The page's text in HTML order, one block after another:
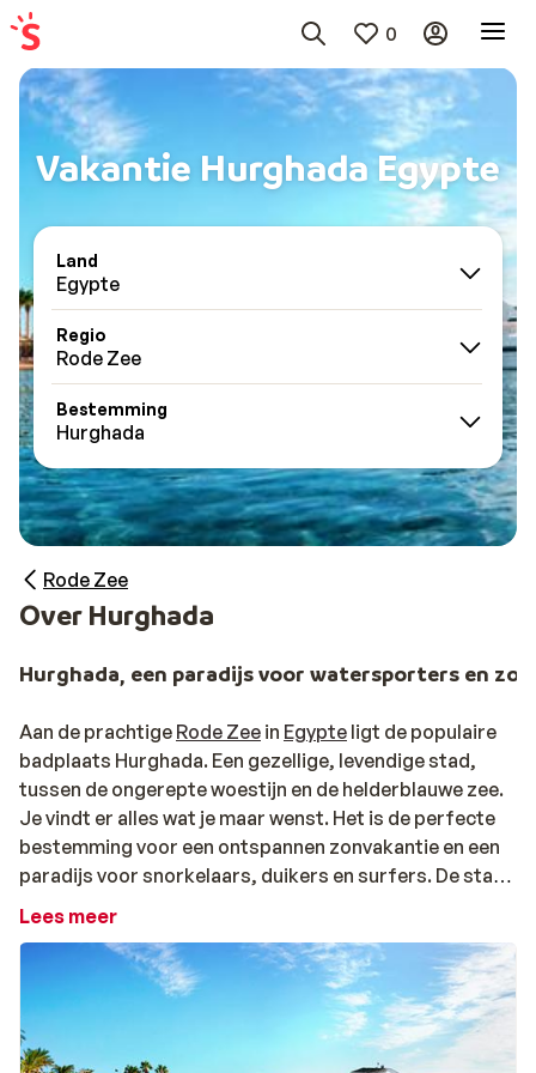
0
Vakantie Hurghada Egypte
Land
Egypte
Regio
Rode Zee
Bestemming
Hurghada
Rode Zee
Over Hurghada
Hurghada, een paradijs voor watersporters en
Aan de prachtige Rode Zee in Egypte ligt de populaire
badplaats Hurghada. Een gezellige, levendige stad,
tussen de ongerepte woestijn en de helderblauwe zee.
Je vindt er alles wat je maar wenst. Het is de perfecte
bestemming voor een ontspannen zonvakantie en een
paradijs voor snorkelaars, duikers en surfers. De stad
bestaat uit verschillende wijken waaronder het
centrum Dahar waar je de echte Egyptische sfeer
opsnuift. Langs de lange kuststrook zuidelijk van
Sakkala liggen prachtige hotels, vaak direct aan het
strand. Ten zuiden van de stad ligt het vliegveld van
Lees meer